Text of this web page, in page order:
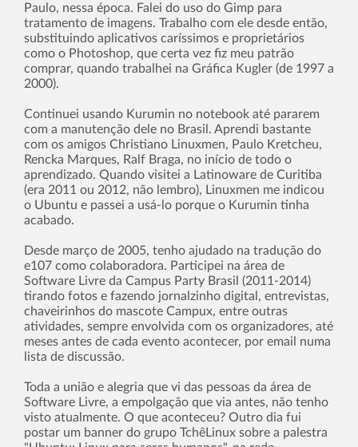
Paulo, nessa época. Falei do uso do Gimp para
tratamento de imagens. Trabalho com ele desde então,
substituindo aplicativos carí­ssimos e proprietários
como o Photoshop, que certa vez fiz meu patrão
comprar, quando trabalhei na Gráfica Kugler (de 1997 a
2000).
Continuei usando Kurumin no notebook até pararem
com a manutenção dele no Brasil. Aprendi bastante
com os amigos Christiano Linuxmen, Paulo Kretcheu,
Rencka Marques, Ralf Braga, no iní­cio de todo o
aprendizado. Quando visitei a Latinoware de Curitiba
(era 2011 ou 2012, não lembro), Linuxmen me indicou
o Ubuntu e passei a usá-lo porque o Kurumin tinha
acabado.
Desde março de 2005, tenho ajudado na tradução do
e107 como colaboradora. Participei na área de
Software Livre da Campus Party Brasil (2011-2014)
tirando fotos e fazendo jornalzinho digital, entrevistas,
chaveirinhos do mascote Campux, entre outras
atividades, sempre envolvida com os organizadores, até
meses antes de cada evento acontecer, por email numa
lista de discussão.
Toda a união e alegria que vi das pessoas da área de
Software Livre, a empolgação que via antes, não tenho
visto atualmente. O que aconteceu? Outro dia fui
postar um banner do grupo TchêLinux sobre a palestra